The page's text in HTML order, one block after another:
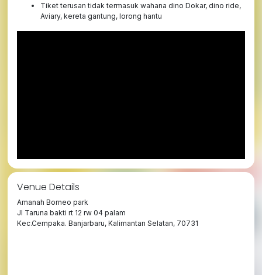
Tiket terusan tidak termasuk wahana dino Dokar, dino ride,
Aviary, kereta gantung, lorong hantu
Venue Details
Amanah Borneo park
Jl Taruna bakti rt 12 rw 04 palam
Kec.Cempaka. Banjarbaru, Kalimantan Selatan, 70731